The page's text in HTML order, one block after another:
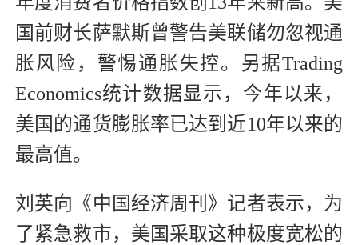
国前财长萨默斯曾警告美联储勿忽视通
胀风险，警惕通胀失控。另据Trading
Economics统计数据显示，今年以来，
美国的通货膨胀率已达到近10年以来的
最高值。
刘英向《中国经济周刊》记者表示，为
了紧急救市，美国采取这种极度宽松的